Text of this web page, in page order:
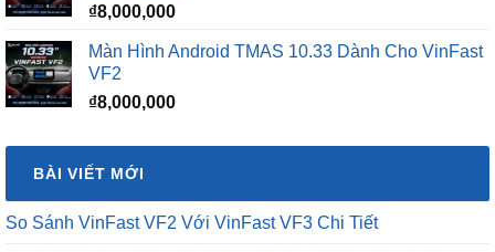
₫8,000,000
Màn Hình Android TMAS 10.33 Dành Cho VinFast
VF2
₫8,000,000
BÀI VIẾT MỚI
So Sánh VinFast VF2 Với VinFast VF3 Chi Tiết